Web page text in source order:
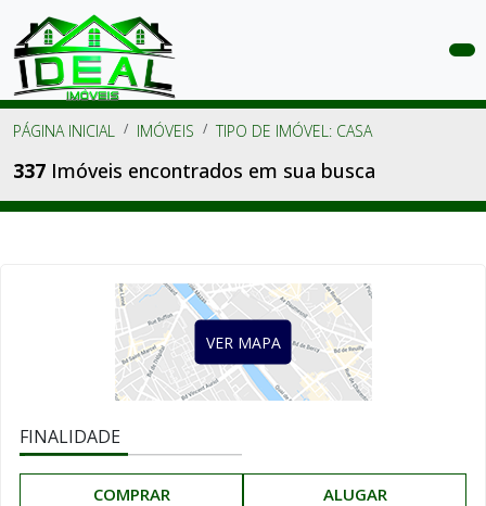
COMPRAR
ALUGAR
LANÇAMENTOS
IMÓVEL
CONTATO
DO
CLIENTE
PÁGINA INICIAL IMÓVEIS TIPO DE IMÓVEL: CASA
337 Imóveis encontrados em sua busca
VER MAPA
FINALIDADE
COMPRAR ALUGAR